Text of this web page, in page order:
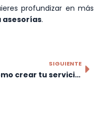
profundizar en más
.
SIGUIENTE
Cómo crear tu servicio estrella en la asesoría: el servicio que te diferencia y que no todos pueden copiar